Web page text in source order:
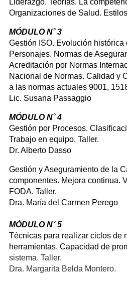
Liderazgo. Teorías. La
Organizaciones de Salud.
MÓDULO N˚ 3
Gestión ISO. Evolución histórica
Personajes. Normas de
Acreditación por Normas
Nacional de Normas. Calidad y
a las normas actuales 9001,
Lic. Susana Passaggio
MÓDULO N˚ 4
Gestión por Procesos.
Trabajo en equipo. Taller.
Dr. Alberto Dasso
Gestión y Aseguramiento de la
componentes. Mejora continua.
FODA. Taller.
Dra. María del Carmen Perego
MÓDULO N˚ 5
Técnicas para realizar ciclos de
herramientas. Capacidad de
sistema. Taller.
Dra. Margarita Belda Montero.